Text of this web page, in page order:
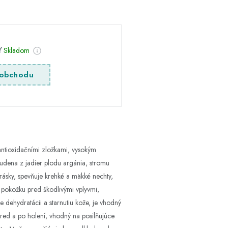
Skladom
zložkami, vysokým
z jadier plodu argánia, stromu
spevňuje krehké a mäkké nechty,
pred škodlivými vplyvmi,
dehydratácii a starnutiu kože, je vhodný
a po holení, vhodný na posilňujúce